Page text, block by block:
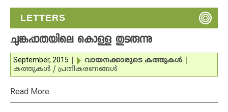
LETTERS
ചുങ്കപ്പാതയിലെ കൊള്ള തുടരുന്നു
September, 2015 വായനക്കാരുടെ കത്തുകള്‍
കത്തുകള്‍ / പ്രതികരണങ്ങള്‍
Read More